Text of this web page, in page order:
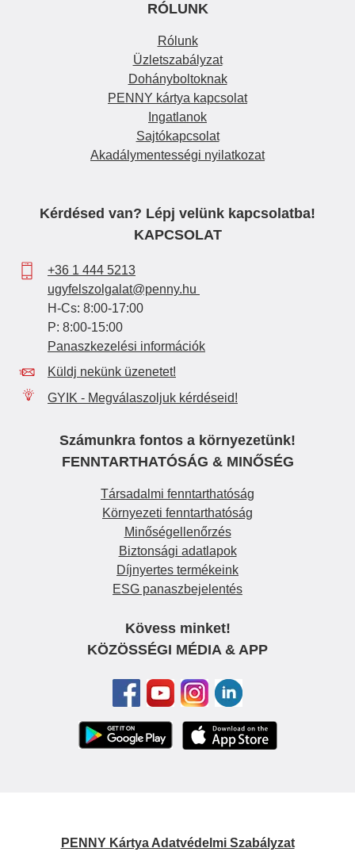
RÓLUNK
Rólunk
Üzletszabályzat
Dohányboltoknak
PENNY kártya kapcsolat
Ingatlanok
Sajtókapcsolat
Akadálymentességi nyilatkozat
Kérdésed van? Lépj velünk kapcsolatba!
KAPCSOLAT
+36 1 444 5213
ugyfelszolgalat@penny.hu
H-Cs: 8:00-17:00
P: 8:00-15:00
Panaszkezelési információk
Küldj nekünk üzenetet!
GYIK - Megválaszoljuk kérdéseid!
Számunkra fontos a környezetünk!
FENNTARTHATÓSÁG & MINŐSÉG
Társadalmi fenntarthatóság
Környezeti fenntarthatóság
Minőségellenőrzés
Biztonsági adatlapok
Díjnyertes termékeink
ESG panaszbejelentés
Kövess minket!
KÖZÖSSÉGI MÉDIA & APP
PENNY Kártya Adatvédelmi Szabályzat